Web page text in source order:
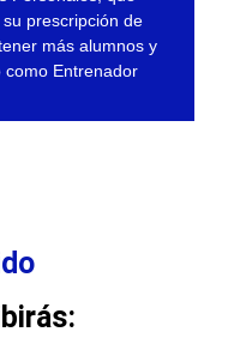
prescripción de
más alumnos y
como Entrenador